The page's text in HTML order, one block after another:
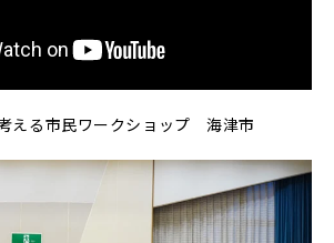
える市民ワークショップ 海津市